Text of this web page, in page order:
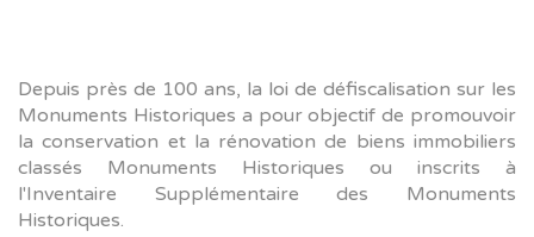
Depuis près de 100 ans, la loi de défiscalisation sur les
Monuments Historiques a pour objectif de promouvoir
la conservation et la rénovation de biens immobiliers
classés Monuments Historiques ou inscrits à
l'Inventaire Supplémentaire des Monuments
Historiques.